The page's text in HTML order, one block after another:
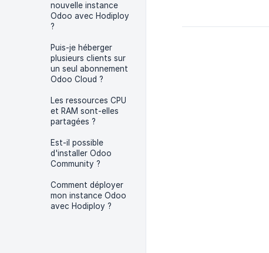
nouvelle instance
Odoo avec Hodiploy
?
Puis-je héberger
plusieurs clients sur
un seul abonnement
Odoo Cloud ?
Les ressources CPU
et RAM sont-elles
partagées ?
Est-il possible
d'installer Odoo
Community ?
Comment déployer
mon instance Odoo
avec Hodiploy ?